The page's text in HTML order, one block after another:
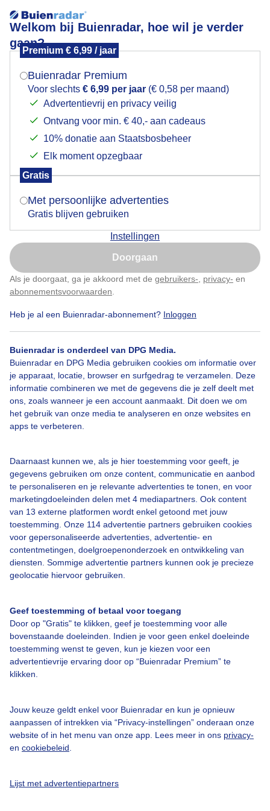
Welkom bij Buienradar, hoe wil je verder
gaan?
Premium € 6,99 / jaar
Buienradar Premium
Voor slechts € 6,99 per jaar (€ 0,58 per maand)
Advertentievrij en privacy veilig
Ontvang voor min. € 40,- aan cadeaus
10% donatie aan Staatsbosbeheer
Elk moment opzegbaar
Gratis
Met persoonlijke advertenties
Gratis blijven gebruiken
Instellingen
Doorgaan
Als je doorgaat, ga je akkoord met de gebruikers- privacy- en
abonnementsvoorwaarden
Heb je al een Buienradar-abonnement? Inloggen
Buienradar is onderdeel van DPG Media.
Buienradar en DPG Media gebruiken cookies om informatie over
je apparaat, locatie, browser en surfgedrag te verzamelen. Deze
informatie combineren we met de gegevens die je zelf deelt met
ons, zoals wanneer je een account aanmaakt. Dit doen we om
het gebruik van onze media te analyseren en onze websites en
apps te verbeteren.
Daarnaast kunnen we, als je hier toestemming voor geeft, je
gegevens gebruiken om onze content, communicatie en aanbod
te personaliseren en je relevante advertenties te tonen, en voor
marketingdoeleinden delen met 4 mediapartners. Ook content
van 13 externe platformen wordt enkel getoond met jouw
toestemming. Onze 114 advertentie partners gebruiken cookies
voor gepersonaliseerde advertenties, advertentie- en
contentmetingen, doelgroepenonderzoek en ontwikkeling van
diensten. Sommige advertentie partners kunnen ook je precieze
geolocatie hiervoor gebruiken.
Geef toestemming of betaal voor toegang
Door op "Gratis" te klikken, geef je toestemming voor alle
bovenstaande doeleinden. Indien je voor geen enkel doeleinde
toestemming wenst te geven, kun je kiezen voor een
advertentievrije ervaring door op “Buienradar Premium” te
klikken.
Jouw keuze geldt enkel voor Buienradar en kun je opnieuw
aanpassen of intrekken via “Privacy-instellingen” onderaan onze
website of in het menu van onze app. Lees meer in ons privacy-
en cookiebeleid
Lijst met advertentiepartners
Tussen de buien door even zonnig.
Door: Roos Vaessen Gemaakt: 05-10-2025, 34x bekeken
Zon Wolken Wind
Bekijk slideshow
Over Buienradar
Bedrijfsgegevens
Contact
Toegankelijkheid
Gebruikersvoorwaarden
Adverteren
Privacy beleid
Cookie beleid
Mogen we je locatie gebruiken voor het
Indien je hier nog geen akkoord op hebt gegeven,
verschijnt er zo een pop-up uit je browser waarin
Is goed, toon de popup
Nu niet, misschien later
Klik hierom dit aan te passen